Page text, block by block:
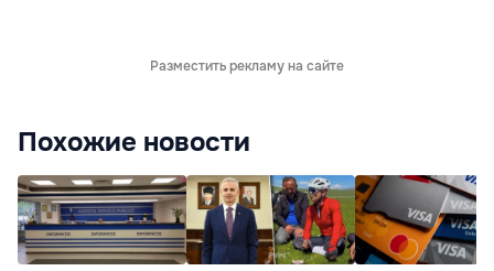
Разместить рекламу на сайте
Похожие новости